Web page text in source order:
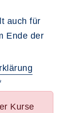
auch für
Ende der
Kurse